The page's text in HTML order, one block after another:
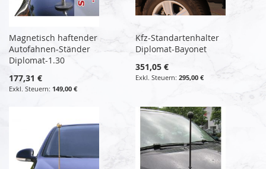
Magnetisch haftender
Autofahnen-Ständer
Diplomat-1.30
177,31 €
149,00 €
Kfz-Standartenhalter
Diplomat-Bayonet
351,05 €
295,00 €